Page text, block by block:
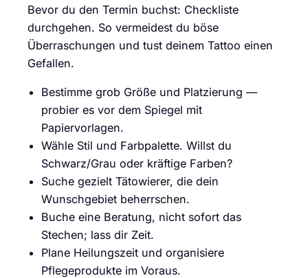
Bevor du den Termin buchst: Checkliste
durchgehen. So vermeidest du böse
Überraschungen und tust deinem Tattoo einen
Gefallen.
Bestimme grob Größe und Platzierung —
probier es vor dem Spiegel mit
Papiervorlagen.
Wähle Stil und Farbpalette. Willst du
Schwarz/Grau oder kräftige Farben?
Suche gezielt Tätowierer, die dein
Wunschgebiet beherrschen.
Buche eine Beratung, nicht sofort das
Stechen; lass dir Zeit.
Plane Heilungszeit und organisiere
Pflegeprodukte im Voraus.